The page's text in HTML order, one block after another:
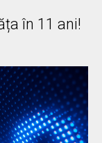
în 11 ani!